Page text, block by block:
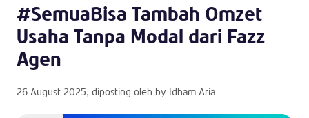
#SemuaBisa Tambah Omzet
Usaha Tanpa Modal dari Fazz
Agen
26 August 2025, diposting oleh by Idham Aria